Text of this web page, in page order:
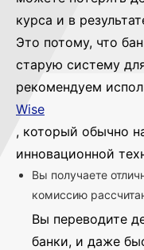
курса и в
Это потому, что
старую систему
рекомендуем
Wise
, который обычно
инновационной
Вы получаете
комиссию
Вы переводите
банки, и даже